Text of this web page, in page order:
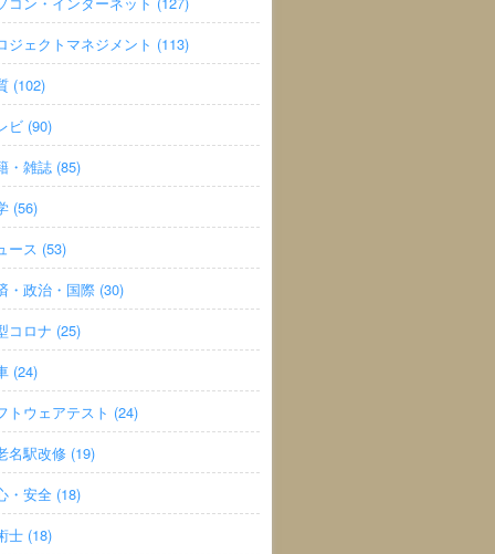
ジェクトマネジメント (113)
(102)
ビ (90)
・雑誌 (85)
(56)
ース (53)
・政治・国際 (30)
コロナ (25)
(24)
トウェアテスト (24)
名駅改修 (19)
・安全 (18)
士 (18)